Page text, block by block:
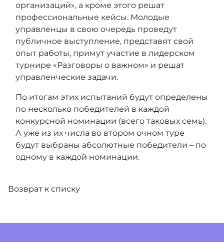
организаций», а кроме этого решат
профессиональные кейсы. Молодые
управленцы в свою очередь проведут
публичное выступление, представят свой
опыт работы, примут участие в лидерском
турнире «Разговоры о важном» и решат
управленческие задачи.
По итогам этих испытаний будут определены
по несколько победителей в каждой
конкурсной номинации (всего таковых семь).
А уже из их числа во втором очном туре
будут выбраны абсолютные победители – по
одному в каждой номинации.
Возврат к списку